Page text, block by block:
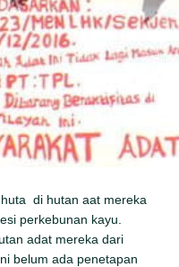
di hutan aat mereka
perkebunan kayu.
adat mereka dari
belum ada penetapan